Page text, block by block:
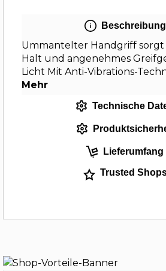
Beschreibung
Ummantelter Handgriff sorgt
Halt und angenehmes
Licht Mit Anti-Vibrations-
Mehr
Technische
Lieferumfang
Trusted